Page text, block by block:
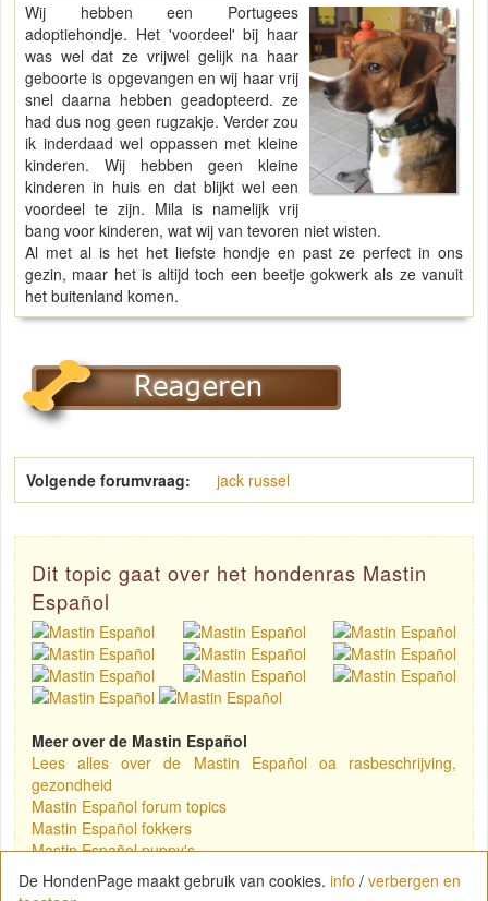
Wij hebben een Portugees
adoptiehondje. Het 'voordeel' bij haar
was wel dat ze vrijwel gelijk na haar
geboorte is opgevangen en wij haar vrij
snel daarna hebben geadopteerd. ze
had dus nog geen rugzakje. Verder zou
ik inderdaad wel oppassen met kleine
kinderen. Wij hebben geen kleine
kinderen in huis en dat blijkt wel een
voordeel te zijn. Mila is namelijk vrij
bang voor kinderen, wat wij van tevoren niet wisten.
Al met al is het het liefste hondje en past ze perfect in ons
gezin, maar het is altijd toch een beetje gokwerk als ze vanuit
het buitenland komen.
Volgende forumvraag: jack russel
Dit topic gaat over het hondenras Mastin
Español
Meer over de Mastin Español
Lees alles over de Mastin Español oa rasbeschrijving,
gezondheid
Mastin Español forum topics
Mastin Español fokkers
Mastin Español puppy's
De HondenPage maakt gebruik van cookies. info / verbergen en